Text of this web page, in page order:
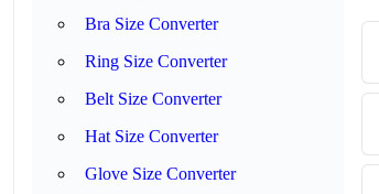
Bra Size Converter
Ring Size Converter
Belt Size Converter
Hat Size Converter
Glove Size Converter